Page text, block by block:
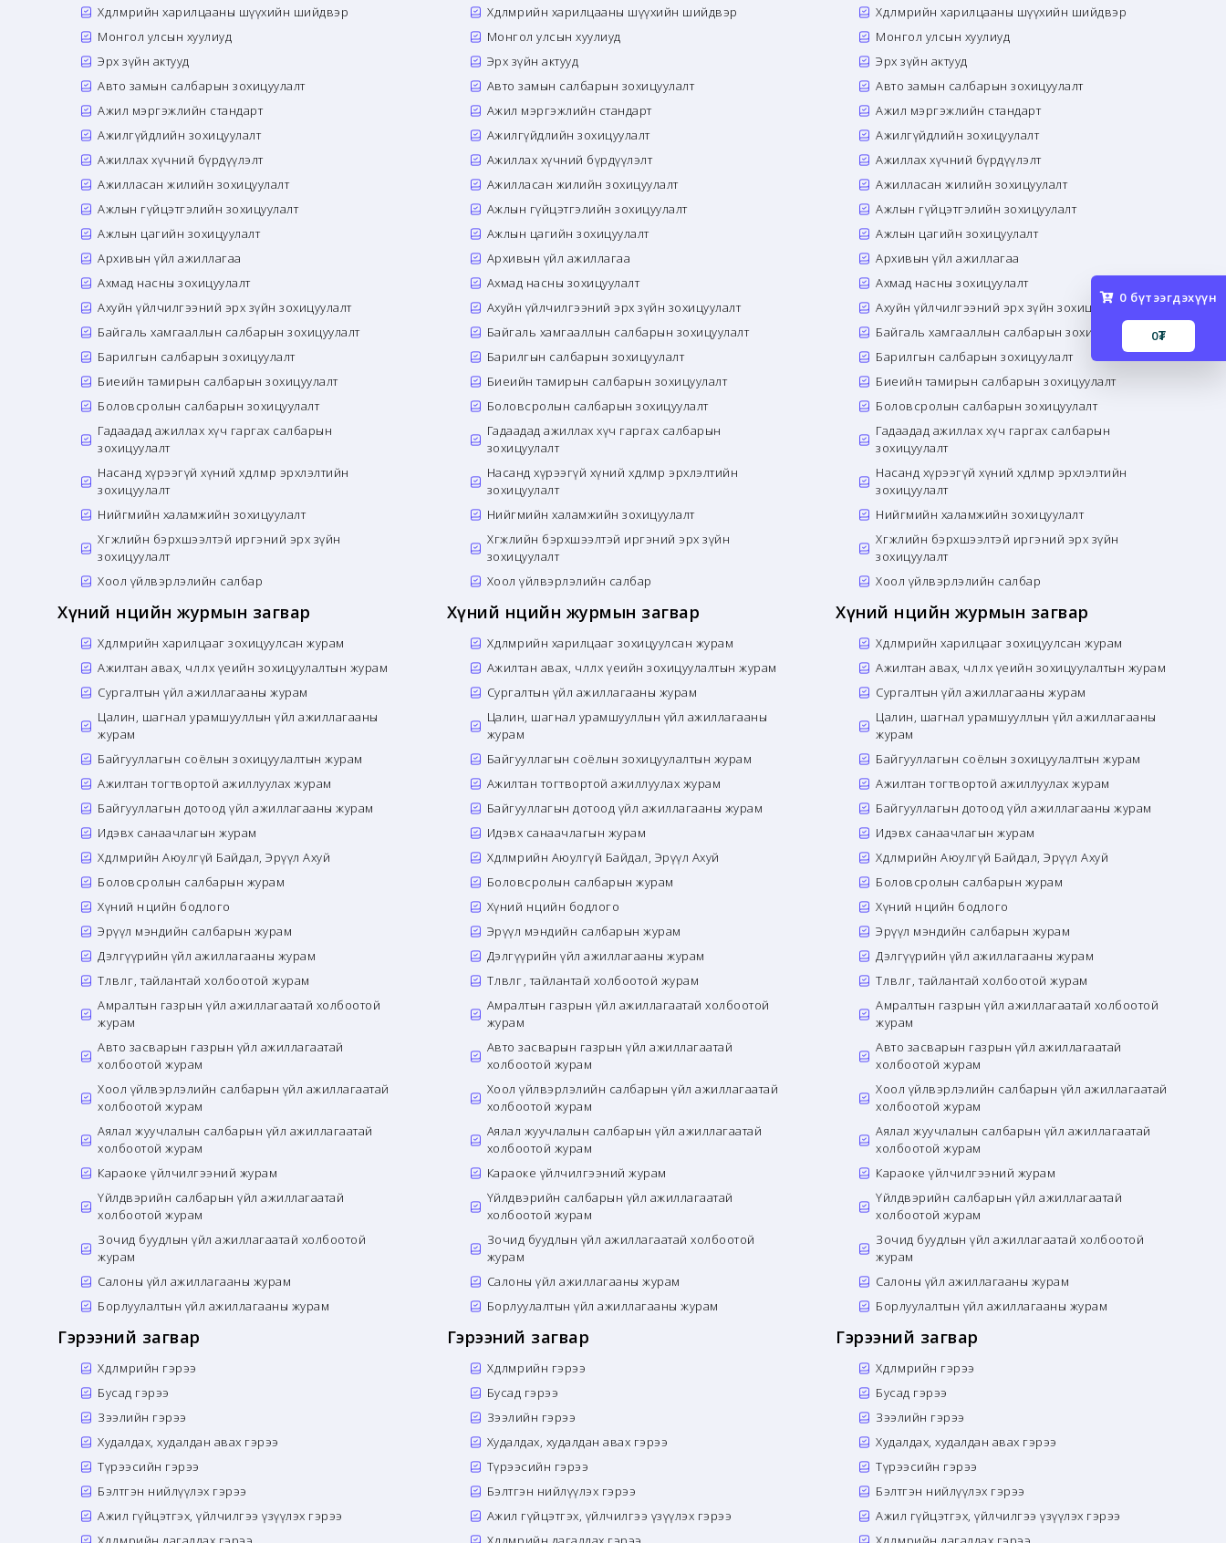
Хөдөлмөрийн харилцааны шүүхийн шийдвэр
Монгол улсын хуулиуд
Эрх зүйн актууд
Авто замын салбарын зохицуулалт
Ажил мэргэжлийн стандарт
Ажилгүйдлийн зохицуулалт
Ажиллах хүчний бүрдүүлэлт
Ажилласан жилийн зохицуулалт
Ажлын гүйцэтгэлийн зохицуулалт
Ажлын цагийн зохицуулалт
Архивын үйл ажиллагаа
Ахмад насны зохицуулалт
Ахуйн үйлчилгээний эрх зүйн зохицуулалт
Байгаль хамгааллын салбарын зохицуулалт
Барилгын салбарын зохицуулалт
Биеийн тамирын салбарын зохицуулалт
Боловсролын салбарын зохицуулалт
Гадаадад ажиллах хүч гаргах салбарын
зохицуулалт
Насанд хүрээгүй хүний хөдөлмөр эрхлэлтийн
зохицуулалт
Нийгмийн халамжийн зохицуулалт
Хөгжлийн бэрхшээлтэй иргэний эрх зүйн
зохицуулалт
Хоол үйлвэрлэлийн салбар
Хүний нөөцийн журмын загвар
Хөдөлмөрийн харилцааг зохицуулсан журам
Ажилтан авах, чөлөөлөх үеийн зохицуулалтын журам
Сургалтын үйл ажиллагааны журам
Цалин, шагнал урамшууллын үйл ажиллагааны
журам
Байгууллагын соёлын зохицуулалтын журам
Ажилтан тогтвортой ажиллуулах журам
Байгууллагын дотоод үйл ажиллагааны журам
Идэвх санаачлагын журам
Хөдөлмөрийн Аюулгүй Байдал, Эрүүл Ахуй
Боловсролын салбарын журам
Хүний нөөцийн бодлого
Эрүүл мэндийн салбарын журам
Дэлгүүрийн үйл ажиллагааны журам
Төлөвлөгөө, тайлантай холбоотой журам
Амралтын газрын үйл ажиллагаатай холбоотой
журам
Авто засварын газрын үйл ажиллагаатай
холбоотой журам
Хоол үйлвэрлэлийн салбарын үйл ажиллагаатай
холбоотой журам
Аялал жуучлалын салбарын үйл ажиллагаатай
холбоотой журам
Караоке үйлчилгээний журам
Үйлдвэрийн салбарын үйл ажиллагаатай
холбоотой журам
Зочид буудлын үйл ажиллагаатай холбоотой
журам
Салоны үйл ажиллагааны журам
Борлуулалтын үйл ажиллагааны журам
Гэрээний загвар
Хөдөлмөрийн гэрээ
Бусад гэрээ
Зээлийн гэрээ
Худалдах, худалдан авах гэрээ
Түрээсийн гэрээ
Бэлтгэн нийлүүлэх гэрээ
Ажил гүйцэтгэх, үйлчилгээ үзүүлэх гэрээ
Хөдөлмөрийн харилцааны шүүхийн шийдвэр
Монгол улсын хуулиуд
Эрх зүйн актууд
Авто замын салбарын зохицуулалт
Ажил мэргэжлийн стандарт
Ажилгүйдлийн зохицуулалт
Ажиллах хүчний бүрдүүлэлт
Ажилласан жилийн зохицуулалт
Ажлын гүйцэтгэлийн зохицуулалт
Ажлын цагийн зохицуулалт
Архивын үйл ажиллагаа
Ахмад насны зохицуулалт
Ахуйн үйлчилгээний эрх зүйн зохицуулалт
Байгаль хамгааллын салбарын зохицуулалт
Барилгын салбарын зохицуулалт
Биеийн тамирын салбарын зохицуулалт
Боловсролын салбарын зохицуулалт
Гадаадад ажиллах хүч гаргах салбарын
зохицуулалт
Насанд хүрээгүй хүний хөдөлмөр эрхлэлтийн
зохицуулалт
Нийгмийн халамжийн зохицуулалт
Хөгжлийн бэрхшээлтэй иргэний эрх зүйн
зохицуулалт
Хоол үйлвэрлэлийн салбар
Хүний нөөцийн журмын загвар
Хөдөлмөрийн харилцааг зохицуулсан журам
Ажилтан авах, чөлөөлөх үеийн зохицуулалтын журам
Сургалтын үйл ажиллагааны журам
Цалин, шагнал урамшууллын үйл ажиллагааны
журам
Байгууллагын соёлын зохицуулалтын журам
Ажилтан тогтвортой ажиллуулах журам
Байгууллагын дотоод үйл ажиллагааны журам
Идэвх санаачлагын журам
Хөдөлмөрийн Аюулгүй Байдал, Эрүүл Ахуй
Боловсролын салбарын журам
Хүний нөөцийн бодлого
Эрүүл мэндийн салбарын журам
Дэлгүүрийн үйл ажиллагааны журам
Төлөвлөгөө, тайлантай холбоотой журам
Амралтын газрын үйл ажиллагаатай холбоотой
журам
Авто засварын газрын үйл ажиллагаатай
холбоотой журам
Хоол үйлвэрлэлийн салбарын үйл ажиллагаатай
холбоотой журам
Аялал жуучлалын салбарын үйл ажиллагаатай
холбоотой журам
Караоке үйлчилгээний журам
Үйлдвэрийн салбарын үйл ажиллагаатай
холбоотой журам
Зочид буудлын үйл ажиллагаатай холбоотой
журам
Салоны үйл ажиллагааны журам
Борлуулалтын үйл ажиллагааны журам
Гэрээний загвар
Хөдөлмөрийн гэрээ
Бусад гэрээ
Зээлийн гэрээ
Худалдах, худалдан авах гэрээ
Түрээсийн гэрээ
Бэлтгэн нийлүүлэх гэрээ
Ажил гүйцэтгэх, үйлчилгээ үзүүлэх гэрээ
Хөдөлмөрийн харилцааны шүүхийн шийдвэр
Монгол улсын хуулиуд
Эрх зүйн актууд
Авто замын салбарын зохицуулалт
Ажил мэргэжлийн стандарт
Ажилгүйдлийн зохицуулалт
Ажиллах хүчний бүрдүүлэлт
Ажилласан жилийн зохицуулалт
Ажлын гүйцэтгэлийн зохицуулалт
Ажлын цагийн зохицуулалт
Архивын үйл ажиллагаа
Ахмад насны зохицуулалт
Ахуйн үйлчилгээний эрх зүйн зохицуулалт
Байгаль хамгааллын салбарын зохицуулалт
Барилгын салбарын зохицуулалт
Биеийн тамирын салбарын зохицуулалт
Боловсролын салбарын зохицуулалт
Гадаадад ажиллах хүч гаргах салбарын
зохицуулалт
Насанд хүрээгүй хүний хөдөлмөр эрхлэлтийн
зохицуулалт
Нийгмийн халамжийн зохицуулалт
Хөгжлийн бэрхшээлтэй иргэний эрх зүйн
зохицуулалт
Хоол үйлвэрлэлийн салбар
Хүний нөөцийн журмын загвар
Хөдөлмөрийн харилцааг зохицуулсан журам
Ажилтан авах, чөлөөлөх үеийн зохицуулалтын журам
Сургалтын үйл ажиллагааны журам
Цалин, шагнал урамшууллын үйл ажиллагааны
журам
Байгууллагын соёлын зохицуулалтын журам
Ажилтан тогтвортой ажиллуулах журам
Байгууллагын дотоод үйл ажиллагааны журам
Идэвх санаачлагын журам
Хөдөлмөрийн Аюулгүй Байдал, Эрүүл Ахуй
Боловсролын салбарын журам
Хүний нөөцийн бодлого
Эрүүл мэндийн салбарын журам
Дэлгүүрийн үйл ажиллагааны журам
Төлөвлөгөө, тайлантай холбоотой журам
Амралтын газрын үйл ажиллагаатай холбоотой
журам
Авто засварын газрын үйл ажиллагаатай
холбоотой журам
Хоол үйлвэрлэлийн салбарын үйл ажиллагаатай
холбоотой журам
Аялал жуучлалын салбарын үйл ажиллагаатай
холбоотой журам
Караоке үйлчилгээний журам
Үйлдвэрийн салбарын үйл ажиллагаатай
холбоотой журам
Зочид буудлын үйл ажиллагаатай холбоотой
журам
Салоны үйл ажиллагааны журам
Борлуулалтын үйл ажиллагааны журам
Гэрээний загвар
Хөдөлмөрийн гэрээ
Бусад гэрээ
Зээлийн гэрээ
Худалдах, худалдан авах гэрээ
Түрээсийн гэрээ
Бэлтгэн нийлүүлэх гэрээ
Ажил гүйцэтгэх, үйлчилгээ үзүүлэх гэрээ
0 бүтээгдэхүүн
0₮